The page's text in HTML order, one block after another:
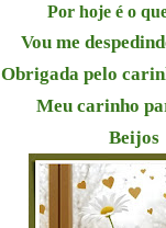
Por hoje é o
Vou me
Obrigada pelo
Meu carinho
Beijos